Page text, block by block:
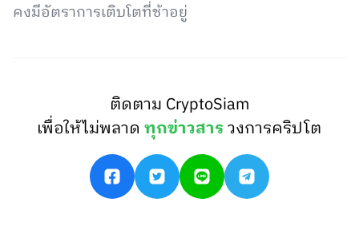
คงมีอัตราการเติบโตที่ช้าอยู่
ติดตาม CryptoSiam
เพื่อให้ไม่พลาดทุกข่าวสารวงการคริปโต